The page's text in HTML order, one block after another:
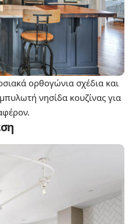
ορθογώνια σχέδια και
νησίδα κουζίνας για